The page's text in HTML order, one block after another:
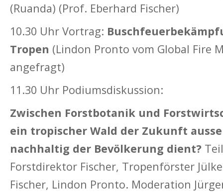
(Ruanda) (Prof. Eberhard Fischer)
10.30 Uhr Vortrag:
Tropen (Lindon Pronto vom Global Fire
angefragt)
11.30 Uhr Podiumsdiskussion:
Zwischen Forstbotanik und
ein tropischer Wald der Zukunft
nachhaltig der Bevölkerung dient?
Forstdirektor Fischer, Tropenförster
Fischer, Lindon Pronto. Moderation